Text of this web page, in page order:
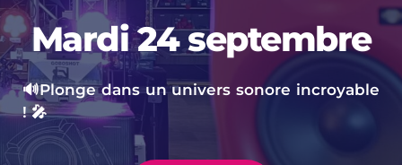
Mardi 24 septembre
🔊Plonge dans un univers sonore incroyable
! 🎤